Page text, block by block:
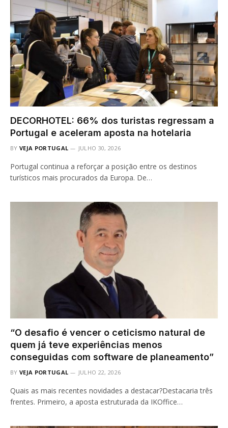
DECORHOTEL: 66% dos turistas regressam a
Portugal e aceleram aposta na hotelaria
BY VEJA PORTUGAL JULHO 30, 2026
Portugal continua a reforçar a posição entre os destinos
turísticos mais procurados da Europa. De…
“O desafio é vencer o ceticismo natural de
quem já teve experiências menos
conseguidas com software de planeamento”
BY VEJA PORTUGAL JULHO 22, 2026
Quais as mais recentes novidades a destacar?Destacaria três
frentes. Primeiro, a aposta estruturada da IKOffice…